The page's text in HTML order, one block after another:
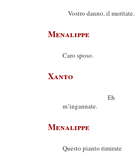
Vostro danno, il meritate.
Menalippe
Caro sposo.
Xanto
Eh
m’ingannate.
Menalippe
Questo pianto rimirate